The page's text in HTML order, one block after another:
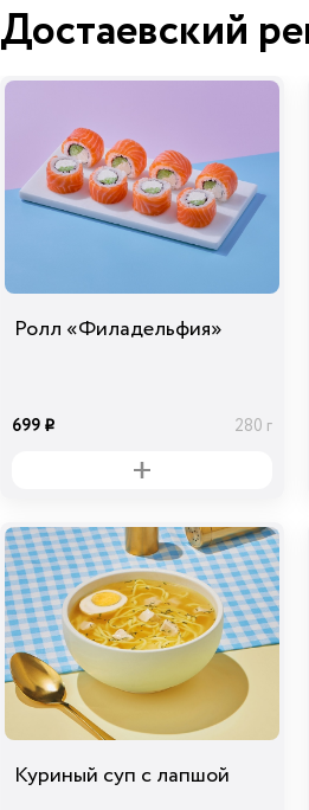
Достаевский
Ролл «Филадельфия»
699 i 280 г
Куриный суп с лапшой